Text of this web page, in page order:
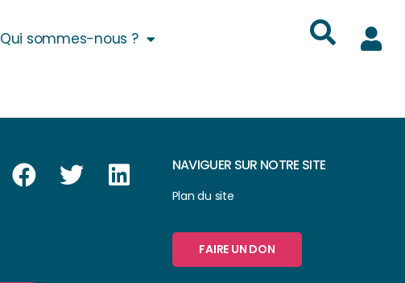
Qui sommes-nous ?
NAVIGUER SUR NOTRE SITE
Plan du site
FAIRE UN DON